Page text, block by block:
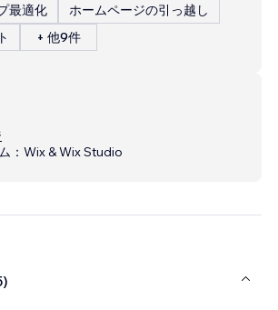
最適化
ホームページの引っ越し
+ 他9件
： Wix & Wix Studio